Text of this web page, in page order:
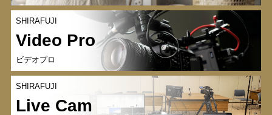
SHIRAFUJI
Video Pro
ビデオプロ
SHIRAFUJI
Live Cam